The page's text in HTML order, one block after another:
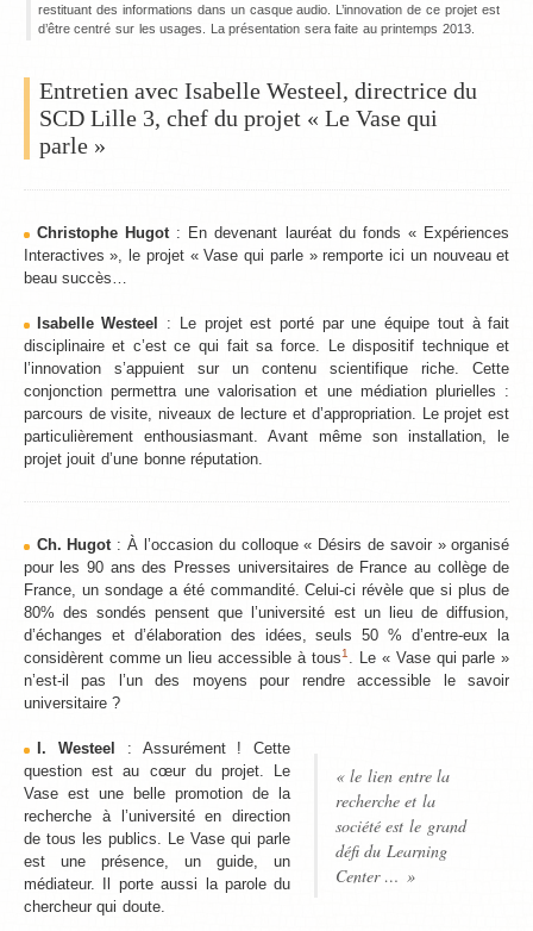
restituant des informations dans un casque audio. L’innovation de ce projet est
d’être centré sur les usages. La présentation sera faite au printemps 2013.
Entretien avec Isabelle Westeel, directrice du
SCD Lille 3, chef du projet « Le Vase qui
parle »
Christophe Hugot: En devenant lauréat du fonds « Expériences
Interactives », le projet « Vase qui parle » remporte ici un nouveau et
beau succès…
Isabelle Westeel
: Le projet est porté par une équipe tout à fait
disciplinaire et c’est ce qui fait sa force. Le dispositif technique et
l’innovation s’appuient sur un contenu scientifique riche. Cette
conjonction permettra une valorisation et une médiation plurielles :
parcours de visite, niveaux de lecture et d’appropriation. Le projet est
particulièrement enthousiasmant. Avant même son installation, le
projet jouit d’une bonne réputation.
Ch. Hugot : À l’occasion du colloque « Désirs de savoir » organisé
pour les 90 ans des Presses universitaires de France au collège de
France, un sondage a été commandité. Celui-ci révèle que si plus de
80% des sondés pensent que l’université est un lieu de diffusion,
d’échanges et d’élaboration des idées, seuls 50 % d’entre-eux la
considèrent comme un lieu accessible à tous1
. Le « Vase qui parle »
n’est-il pas l’un des moyens pour rendre accessible le savoir
universitaire ?
« le lien entre la
recherche et la
société est le grand
défi du Learning
Center … »
I. Westeel
: Assurément ! Cette
question est au cœur du projet. Le
Vase est une belle promotion de la
recherche à l’université en direction
de tous les publics. Le Vase qui parle
est une présence, un guide, un
médiateur. Il porte aussi la parole du
chercheur qui doute.